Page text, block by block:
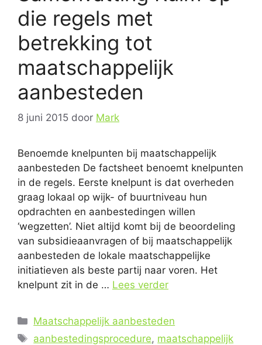
die regels met
betrekking tot
maatschappelijk
aanbesteden
8 juni 2015 door Mark
Benoemde knelpunten bij maatschappelijk
aanbesteden De factsheet benoemt knelpunten
in de regels. Eerste knelpunt is dat overheden
graag lokaal op wijk- of buurtniveau hun
opdrachten en aanbestedingen willen
‘wegzetten’. Niet altijd komt bij de beoordeling
van subsidieaanvragen of bij maatschappelijk
aanbesteden de lokale maatschappelijke
initiatieven als beste partij naar voren. Het
knelpunt zit in de … Lees verder
Categorieën
Maatschappelijk aanbesteden
Tags
aanbestedingsprocedure, maatschappelijk